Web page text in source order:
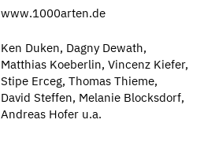
www.1000arten.de
Ken Duken, Dagny Dewath,
Matthias Koeberlin, Vincenz Kiefer,
Stipe Erceg, Thomas Thieme,
David Steffen, Melanie Blocksdorf,
Andreas Hofer u.a.